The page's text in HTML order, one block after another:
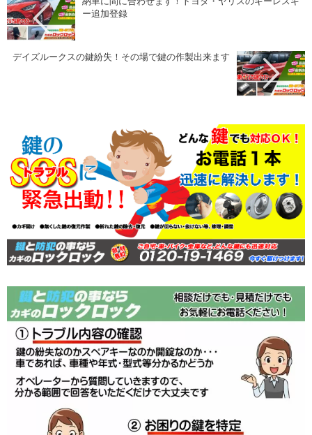
ー追加登録
デイズルークスの鍵紛失！その場で鍵の作製出来ます